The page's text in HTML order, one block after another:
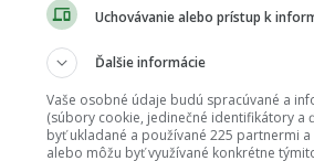
Uchovávanie alebo prístup k
Ďalšie informácie
Vaše osobné údaje budú spracúvané a
(súbory cookie, jedinečné identifikátory a
byť ukladané a používané 225 partnermi
alebo môžu byť využívané konkrétne